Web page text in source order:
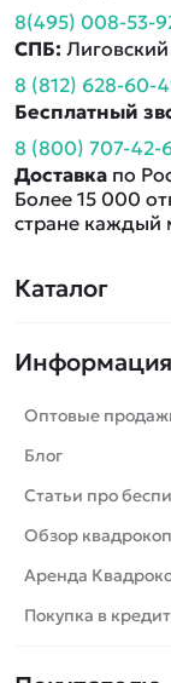
Каталог
Машинки
Танки
Вертолеты
Катера
Роботы
Самолеты
Сборные модели
Информация
Оптовые
Блог
Статьи про
Обзор
Аренда
Покупка в кредит
8(495) 008-53-
СПБ:
8 (812) 628-60-
Бесплатный
8 (800) 707-42-
Доставка по
Более 15 000
стране каждый